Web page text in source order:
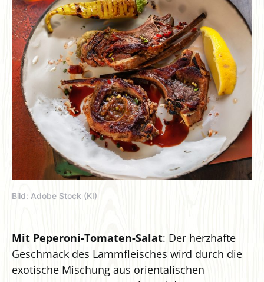
Bild: Adobe Stock (KI)
Mit Peperoni-Tomaten-Salat: Der herzhafte
Geschmack des Lammfleisches wird durch die
exotische Mischung aus orientalischen